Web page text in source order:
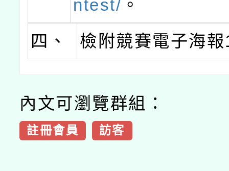
ntest/ 。
四、
檢附競賽電子海
內文可瀏覽群組：
註冊會員 訪客